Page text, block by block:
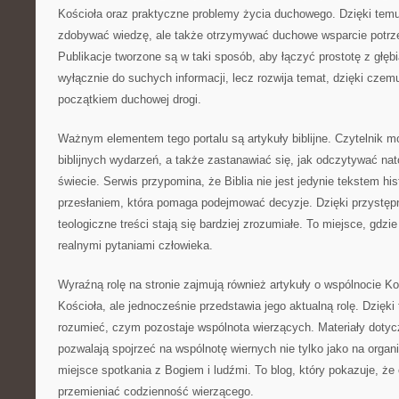
Kościoła oraz praktyczne problemy życia duchowego. Dzięki
zdobywać wiedzę, ale także otrzymywać duchowe wsparcie
Publikacje tworzone są w taki sposób, aby łączyć prostotę z
wyłącznie do suchych informacji, lecz rozwija temat, dzięki
początkiem duchowej drogi.
Ważnym elementem tego portalu są artykuły biblijne. Czytelnik
biblijnych wydarzeń, a także zastanawiać się, jak odczytywać
świecie. Serwis przypomina, że Biblia nie jest jedynie tekstem
przesłaniem, która pomaga podejmować decyzje. Dzięki
teologiczne treści stają się bardziej zrozumiałe. To miejsce,
realnymi pytaniami człowieka.
Wyraźną rolę na stronie zajmują również artykuły o wspólnocie
Kościoła, ale jednocześnie przedstawia jego aktualną rolę.
rozumieć, czym pozostaje wspólnota wierzących. Materiały
pozwalają spojrzeć na wspólnotę wiernych nie tylko jako na
miejsce spotkania z Bogiem i ludźmi. To blog, który pokazuje,
przemieniać codzienność wierzącego.